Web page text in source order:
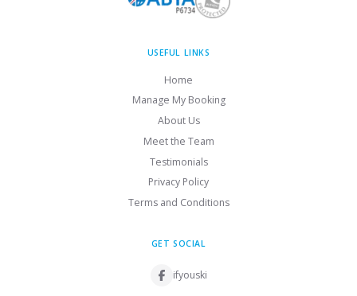
USEFUL LINKS
Home
Manage My Booking
About Us
Meet the Team
Testimonials
Privacy Policy
Terms and Conditions
GET SOCIAL
ifyouski